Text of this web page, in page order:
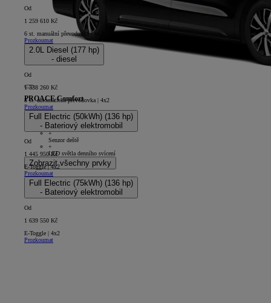
PROACE Comfort
5D - Panel Van L2
+
4 reproduktory
+
Senzor deště
+
LED světla denního svícení
Zobrazit všechny prvky
Od
1 259 610 Kč
6 st. manuální převodovka | 4x2
Prozkoumat
2.0L Diesel (177 hp)
- diesel
Od
1 338 260 Kč
8 st. automatická převodovka | 4x2
Prozkoumat
Full Electric (50kWh) (136 hp)
- Bateriový elektromobil
Od
1 445 950 Kč
E-Toggle | 4x2
Prozkoumat
Full Electric (75kWh) (136 hp)
- Bateriový elektromobil
Od
1 639 550 Kč
E-Toggle | 4x2
Prozkoumat